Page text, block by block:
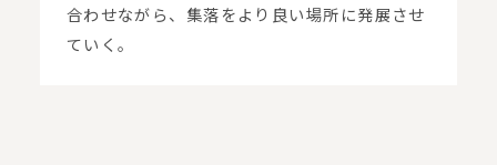
合わせながら、集落をより良い場所に発展させ
ていく。